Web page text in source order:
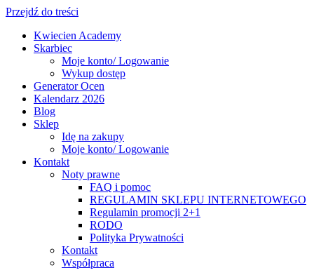
Przejdź do treści
Kwiecien Academy
Skarbiec
Moje konto/ Logowanie
Wykup dostęp
Generator Ocen
Kalendarz 2026
Blog
Sklep
Idę na zakupy
Moje konto/ Logowanie
Kontakt
Noty prawne
FAQ i pomoc
REGULAMIN SKLEPU INTERNETOWEGO
Regulamin promocji 2+1
RODO
Polityka Prywatności
Kontakt
Współpraca